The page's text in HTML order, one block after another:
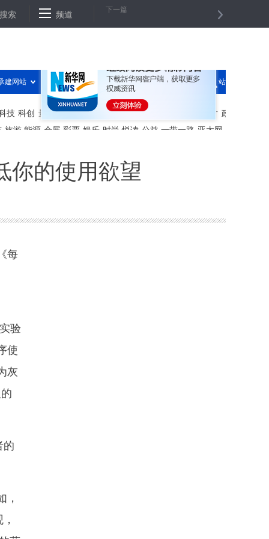
餐员报案协助查获传销窝点 民警抓捕杀人犯牺牲 13年后，遗孀
搜索 频道 下一篇
你的使用欲望
每
验
使
灰